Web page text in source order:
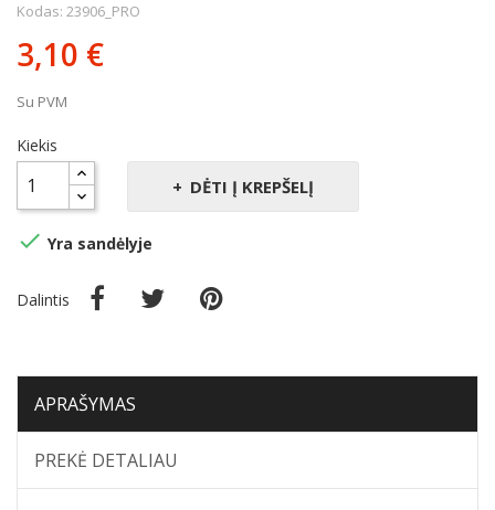
Kodas: 23906_PRO
3,10 €
Su PVM
Kiekis
DĖTI Į KREPŠELĮ
 Yra sandėlyje
Dalintis
APRAŠYMAS
PREKĖ DETALIAU